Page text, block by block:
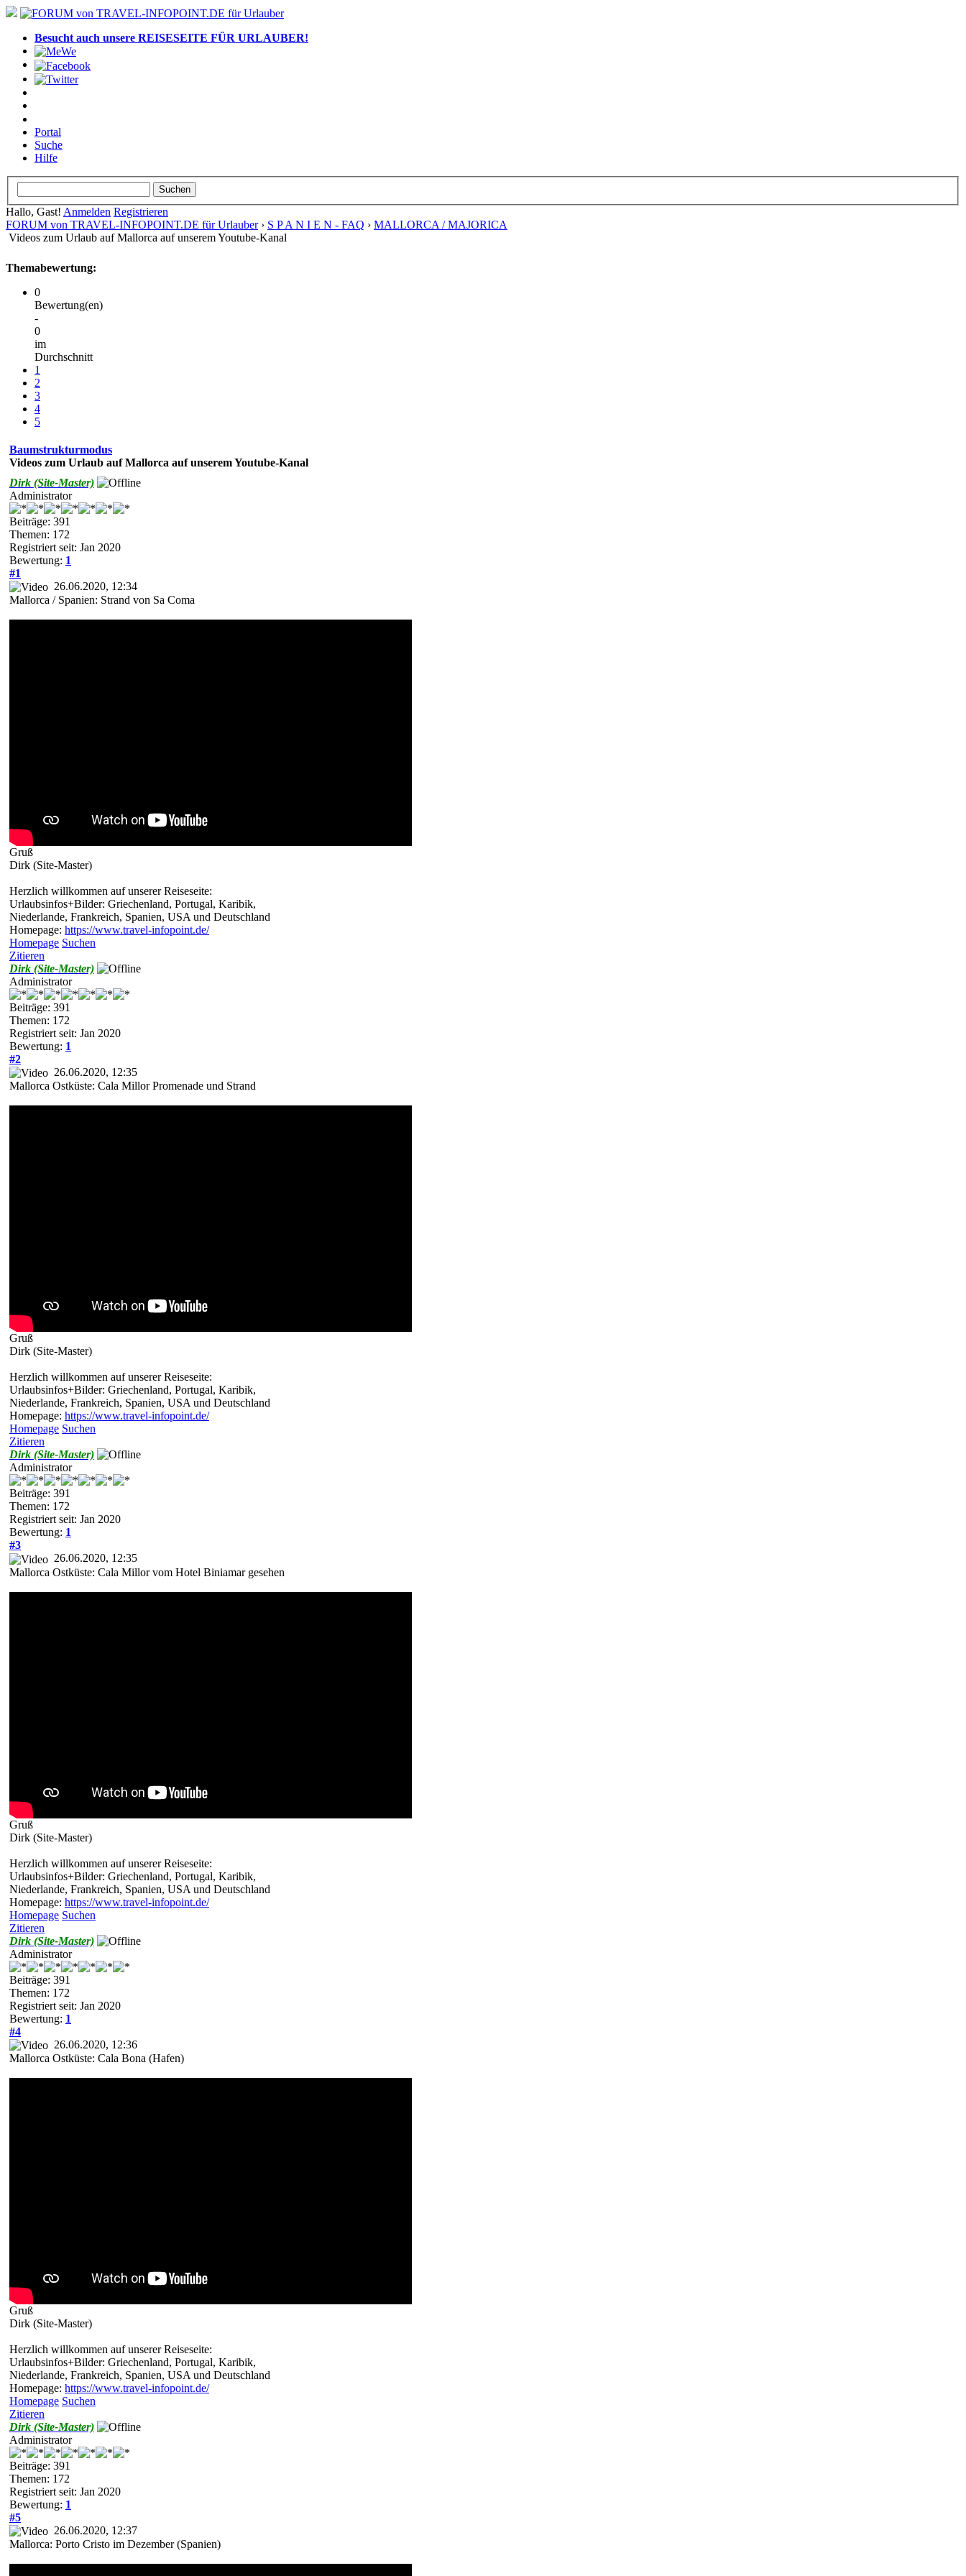
Besucht auch unsere REISESEITE FÜR URLAUBER!
Portal
Suche
Hilfe
Hallo, Gast! Anmelden Registrieren
FORUM von TRAVEL-INFOPOINT.DE für Urlauber› S P A N I E N - FAQ › MALLORCA / MAJORICA
Videos zum Urlaub auf Mallorca auf unserem Youtube-Kanal
Themabewertung:
0
Bewertung(en)
-
0
im
Durchschnitt
1
2
3
4
5
Baumstrukturmodus
Videos zum Urlaub auf Mallorca auf unserem Youtube-Kanal
Dirk (Site-Master)
Administrator
Beiträge: 391
Themen: 172
Registriert seit: Jan 2020
Bewertung: 1
#1
26.06.2020, 12:34
Mallorca / Spanien: Strand von Sa Coma
Gruß
Dirk (Site-Master)
Herzlich willkommen auf unserer Reiseseite:
Urlaubsinfos+Bilder: Griechenland, Portugal, Karibik,
Niederlande, Frankreich, Spanien, USA und Deutschland
Homepage: https://www.travel-infopoint.de/
Homepage Suchen
Zitieren
Dirk (Site-Master)
Administrator
Beiträge: 391
Themen: 172
Registriert seit: Jan 2020
Bewertung: 1
#2
26.06.2020, 12:35
Mallorca Ostküste: Cala Millor Promenade und Strand
Gruß
Dirk (Site-Master)
Herzlich willkommen auf unserer Reiseseite:
Urlaubsinfos+Bilder: Griechenland, Portugal, Karibik,
Niederlande, Frankreich, Spanien, USA und Deutschland
Homepage: https://www.travel-infopoint.de/
Homepage Suchen
Zitieren
Dirk (Site-Master)
Administrator
Beiträge: 391
Themen: 172
Registriert seit: Jan 2020
Bewertung: 1
#3
26.06.2020, 12:35
Mallorca Ostküste: Cala Millor vom Hotel Biniamar gesehen
Gruß
Dirk (Site-Master)
Herzlich willkommen auf unserer Reiseseite:
Urlaubsinfos+Bilder: Griechenland, Portugal, Karibik,
Niederlande, Frankreich, Spanien, USA und Deutschland
Homepage: https://www.travel-infopoint.de/
Homepage Suchen
Zitieren
Dirk (Site-Master)
Administrator
Beiträge: 391
Themen: 172
Registriert seit: Jan 2020
Bewertung: 1
#4
26.06.2020, 12:36
Mallorca Ostküste: Cala Bona (Hafen)
Gruß
Dirk (Site-Master)
Herzlich willkommen auf unserer Reiseseite:
Urlaubsinfos+Bilder: Griechenland, Portugal, Karibik,
Niederlande, Frankreich, Spanien, USA und Deutschland
Homepage: https://www.travel-infopoint.de/
Homepage Suchen
Zitieren
Dirk (Site-Master)
Administrator
Beiträge: 391
Themen: 172
Registriert seit: Jan 2020
Bewertung: 1
#5
26.06.2020, 12:37
Mallorca: Porto Cristo im Dezember (Spanien)